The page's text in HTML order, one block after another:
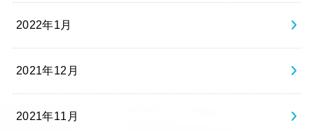
2022年1月
2021年12月
2021年11月